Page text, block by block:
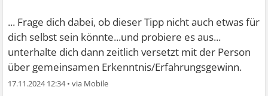
... Frage dich dabei, ob dieser Tipp nicht auch etwas für
dich selbst sein könnte...und probiere es aus...
unterhalte dich dann zeitlich versetzt mit der Person
über gemeinsamen Erkenntnis/Erfahrungsgewinn.
17.11.2024 12:34•